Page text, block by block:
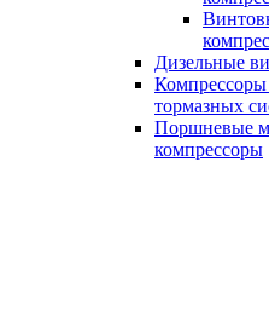
Дизельные
Компрессоры
тормазных
Поршневые
компрессоры